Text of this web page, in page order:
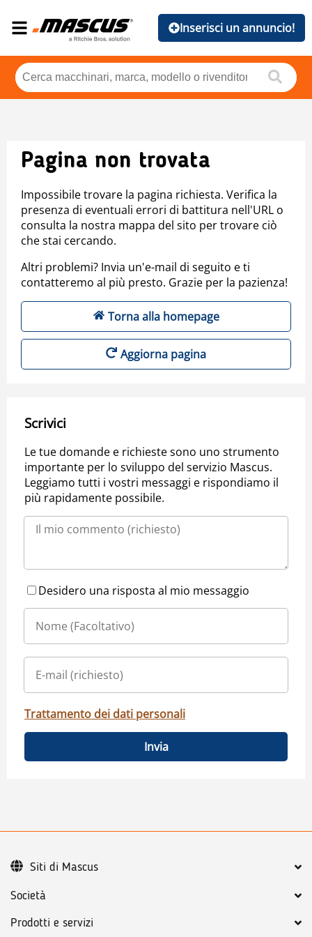
Inserisci un annuncio!
Pagina non trovata
Impossibile trovare la pagina richiesta. Verifica la
presenza di eventuali errori di battitura nell'URL o
consulta la nostra mappa del sito per trovare ciò
che stai cercando.
Altri problemi? Invia un'e-mail di seguito e ti
contatteremo al più presto. Grazie per la pazienza!
Torna alla homepage
Aggiorna pagina
Scrivici
Le tue domande e richieste sono uno strumento
importante per lo sviluppo del servizio Mascus.
Leggiamo tutti i vostri messaggi e rispondiamo il
più rapidamente possibile.
Desidero una risposta al mio messaggio
Trattamento dei dati personali
Invia
Società
Prodotti e servizi
Siti di Mascus